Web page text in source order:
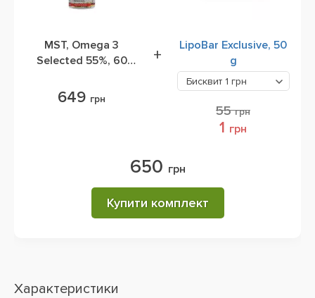
MST, Omega 3
Selected 55%, 60
649 грн
+
LipoBar Exclusive, 50
g
Бисквит 1 грн
55грн
1 грн
650 грн
Купити комплект
Характеристики